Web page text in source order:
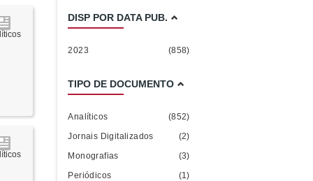
DISP POR DATA PUB.
2023 (858)
TIPO DE DOCUMENTO
Analíticos
(852)
Jornais Digitalizados
(2)
Monografias
(3)
Periódicos
(1)